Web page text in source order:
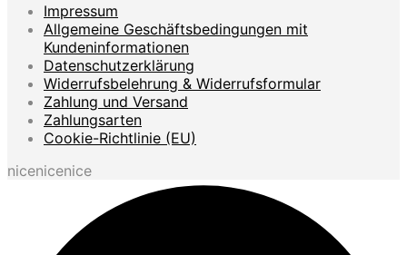
Impressum
Allgemeine Geschäftsbedingungen mit
Kundeninformationen
Datenschutzerklärung
Widerrufsbelehrung & Widerrufsformular
Zahlung und Versand
Zahlungsarten
Cookie-Richtlinie (EU)
nicenicenice